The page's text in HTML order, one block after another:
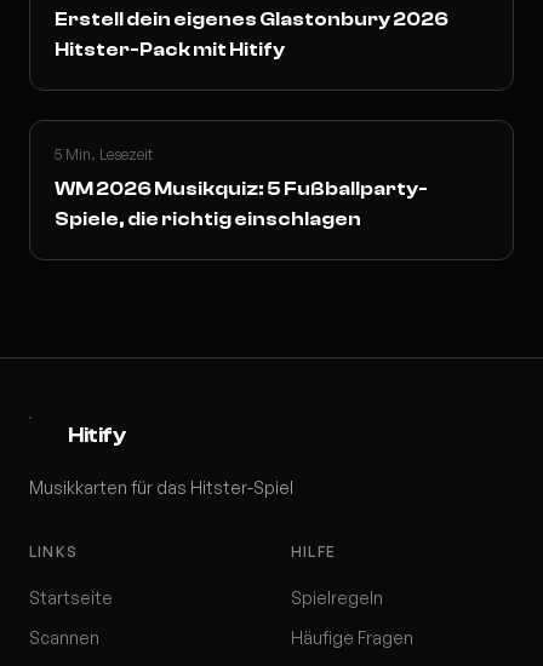
Erstell dein eigenes Glastonbury 2026
Hitster-Pack mit Hitify
5 Min. Lesezeit
WM 2026 Musikquiz: 5 Fußballparty-
Spiele, die richtig einschlagen
Hitify
Musikkarten für das Hitster-Spiel
LINKS
Startseite
Scannen
HILFE
Spielregeln
Häufige Fragen